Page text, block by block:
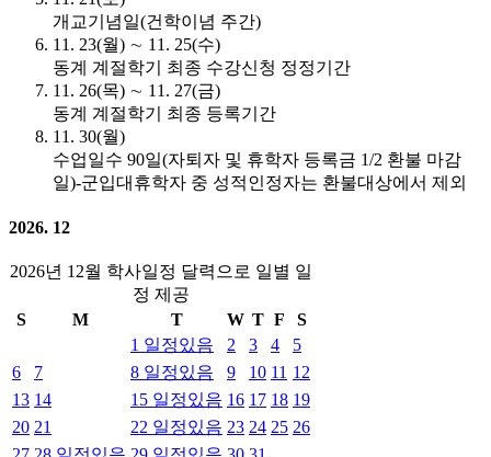
개교기념일(건학이념 주간)
11. 23(월) ∼ 11. 25(수)
동계 계절학기 최종 수강신청 정정기간
11. 26(목) ∼ 11. 27(금)
동계 계절학기 최종 등록기간
11. 30(월)
수업일수 90일(자퇴자 및 휴학자 등록금 1/2 환불 마감
일)-군입대휴학자 중 성적인정자는 환불대상에서 제외
2026. 12
2026년 12월 학사일정 달력으로 일별 일
정 제공
S
M T W T F
S
1 일정있음 2 3 4
5
6
7 8 일정있음 9 10 11 12
13 14 15 일정있음 16 17 18 19
20 21 22 일정있음 23 24 25 26